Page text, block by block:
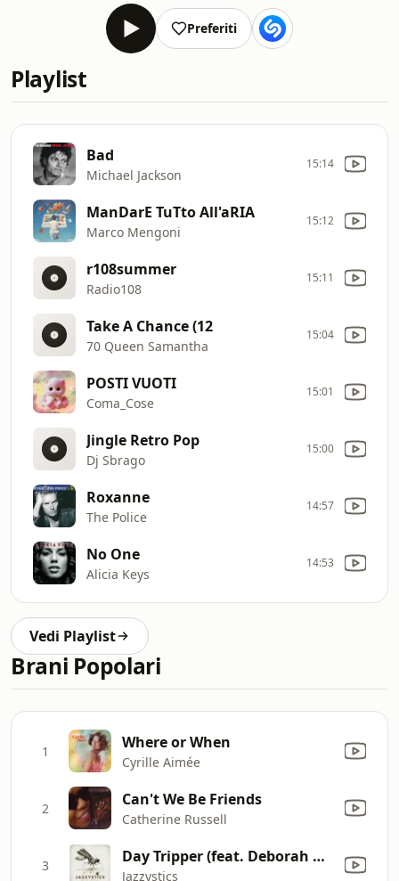
Preferiti
Playlist
Bad
Michael Jackson
15:14
ManDarE TuTto All'aRIA
Marco Mengoni
15:12
r108summer
Radio108
15:11
Take A Chance (12
70 Queen Samantha
15:04
POSTI VUOTI
Coma_Cose
15:01
Jingle Retro Pop
Dj Sbrago
15:00
Roxanne
The Police
14:57
No One
Alicia Keys
14:53
Vedi Playlist
Brani Popolari
1 Where or When
Cyrille Aimée
2 Can't We Be Friends
Catherine Russell
3 Day Tripper (feat. Deborah Dixon)
Jazzystics